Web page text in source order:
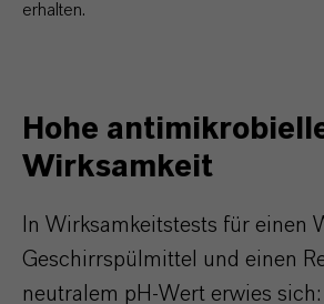
erhalten.
Hohe
Wirksamkeit
In Wirksamkeitstests für einen
Geschirrspülmittel und einen
neutralem pH-Wert erwies